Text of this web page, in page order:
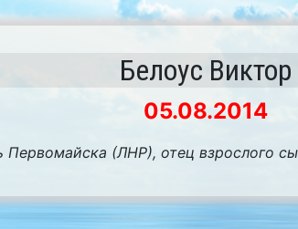
Белоус Виктор
05.08.2014
Первомайска (ЛНР), отец взрослого